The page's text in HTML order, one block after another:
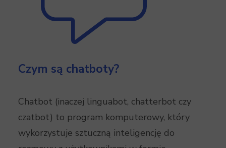
Czym są chatboty?
Chatbot (inaczej linguabot, chatterbot czy
czatbot) to program komputerowy, który
wykorzystuje sztuczną inteligencję do